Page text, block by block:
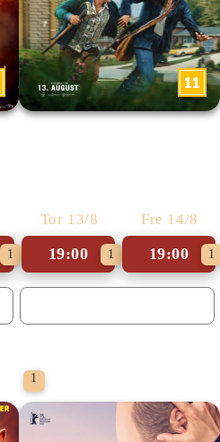
1
Tor 13/8
19:00 1
Fre 14/8
19:00 1
1